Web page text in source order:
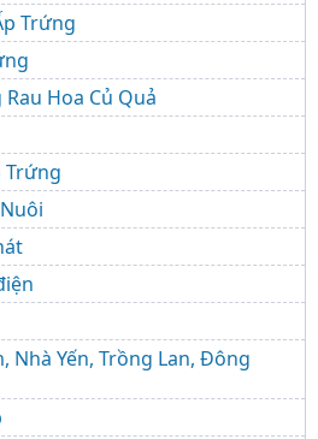
Trứng
Hoa Củ Quả
Trứng
Nhà Yến, Trồng Lan, Đông